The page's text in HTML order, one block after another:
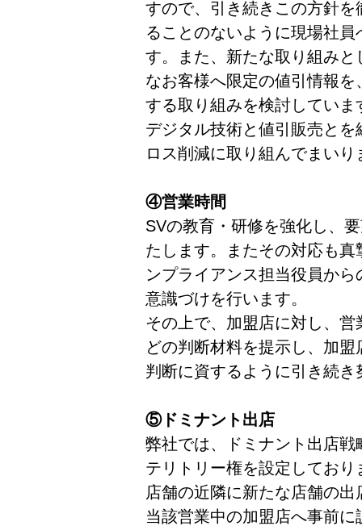
すので、引き続きこの方針
ることのないように現場社
す。また、新たな取り組み
なお客様へ限定の値引情報
する取り組みを検討していま
デジタル技術と値引販売と
ロス削減に取り組んでまいり
④営業時間
SVの教育・研修を強化し、
たします。またその対応も
ンプライアンス担当役員か
意識づけを行います。
その上で、加盟店に対し、
どの判断材料を提示し、加
判断に資するように引き続
⑤ドミナント出店
弊社では、ドミナント出店
テリトリー権を設定してお
店舗の近隣に新たな店舗の
当該営業中の加盟店へ事前